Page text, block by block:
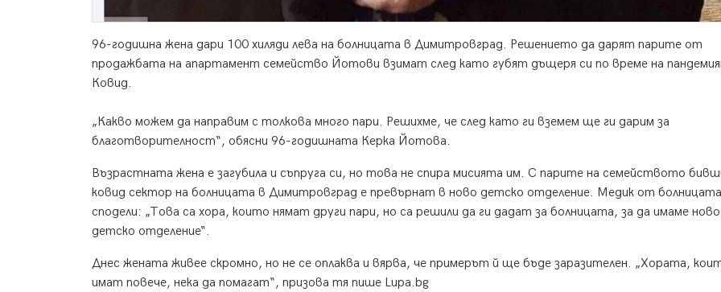
96-годишна жена дари 100 хиляди лева на болницата в Димитровград. Решението да дарят парите от
продажбата на апартамент семейство Йотови взимат след като губят дъщеря си по време на
Ковид.
„Какво можем да направим с толкова много пари. Решихме, че след като ги вземем ще ги дарим за
благотворителност“, обясни 96-годишната Керка Йотова.
Възрастната жена е загубила и съпруга си, но това не спира мисията им. С парите на семейството
ковид сектор на болницата в Димитровград е превърнат в ново детско отделение. Медик от болницата
сподели: „Това са хора, които нямат други пари, но са решили да ги дадат за болницата, за да имаме ново
детско отделение“.
Днес жената живее скромно, но не се оплаква и вярва, че примерът й ще бъде заразителен. „Хората,
имат повече, нека да помагат“, призова тя пише Lupa.bg